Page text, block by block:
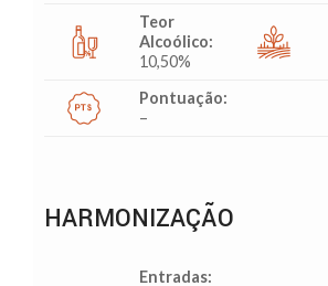
Teor
Alcoólico:
10,50%
Pontuação:
–
HARMONIZAÇÃO
Entradas: